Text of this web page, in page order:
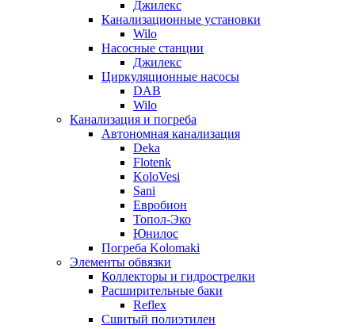
Джилекс
Канализационные установки
Wilo
Насосные станции
Джилекс
Циркуляционные насосы
DAB
Wilo
Канализация и погреба
Автономная канализация
Deka
Flotenk
KoloVesi
Sani
Евробион
Топол-Эко
Юнилос
Погреба Kolomaki
Элементы обвязки
Коллекторы и гидрострелки
Расширительные баки
Reflex
Сшитый полиэтилен